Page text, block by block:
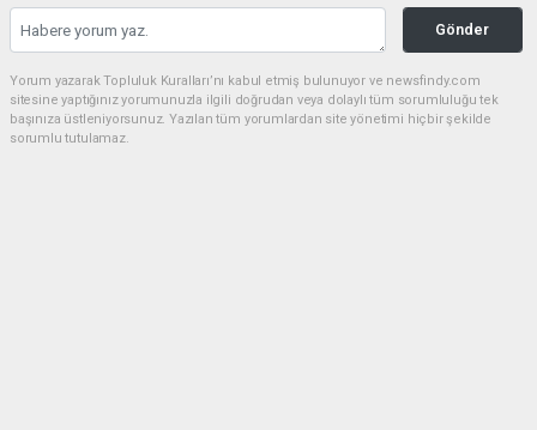
Gönder
Yorum yazarak Topluluk Kuralları’nı kabul etmiş bulunuyor ve newsfindy.com
sitesine yaptığınız yorumunuzla ilgili doğrudan veya dolaylı tüm sorumluluğu tek
başınıza üstleniyorsunuz. Yazılan tüm yorumlardan site yönetimi hiçbir şekilde
sorumlu tutulamaz.